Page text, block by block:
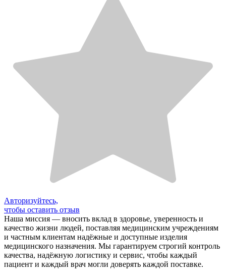
Авторизуйтесь,
чтобы оставить отзыв
Наша миссия — вносить вклад в здоровье, уверенность и
качество жизни людей, поставляя медицинским учреждениям
и частным клиентам надёжные и доступные изделия
медицинского назначения. Мы гарантируем строгий контроль
качества, надёжную логистику и сервис, чтобы каждый
пациент и каждый врач могли доверять каждой поставке.